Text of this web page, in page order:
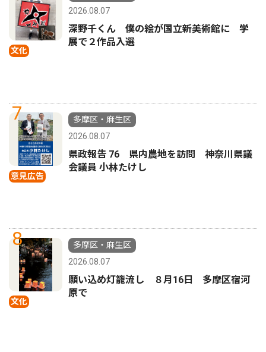
文化
2026.08.07
深野千くん 僕の絵が国立新美術館に 学
展で２作品入選
7
意見広告
多摩区・麻生区
2026.08.07
県政報告 76 県内農地を訪問 神奈川県議
会議員 小林たけし
8
文化
多摩区・麻生区
2026.08.07
願い込め灯籠流し ８月16日 多摩区宿河
原で